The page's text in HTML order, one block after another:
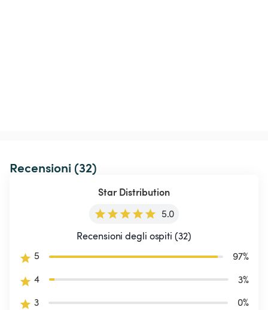
Recensioni (32)
Star Distribution
5.0
Recensioni degli ospiti (32)
5
97%
4
3%
3
0%